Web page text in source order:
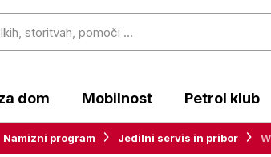
dom Mobilnost Petrol klub
Namizni program Jedilni servis in pribor